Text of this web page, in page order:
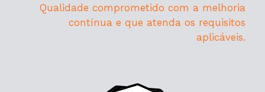
Qualidade comprometido com a melhoria
contínua e que atenda os requisitos
aplicáveis.